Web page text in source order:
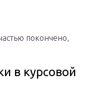
покончено,
в курсовой